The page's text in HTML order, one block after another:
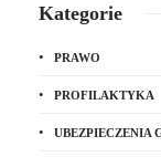
Kategorie
PRAWO
PROFILAKTYKA
UBEZPIECZENIA